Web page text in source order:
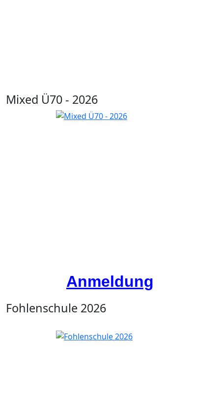
Mixed Ü70 - 2026
Anmeldung
Fohlenschule 2026